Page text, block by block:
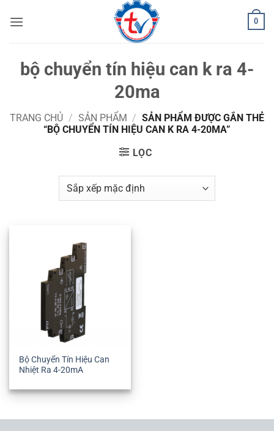
qua
0
bộ chuyển tín hiệu can k ra 4-
20ma
TRANG CHỦ / SẢN PHẨM / SẢN PHẨM ĐƯỢC GẮN THẺ
“BỘ CHUYỂN TÍN HIỆU CAN K RA 4-20MA”
LỌC
Bộ Chuyển Tín Hiệu Can
Nhiệt Ra 4-20mA